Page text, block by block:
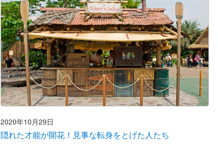
2020年10月29日
隠れた才能が開花！見事な転身をとげた人たち